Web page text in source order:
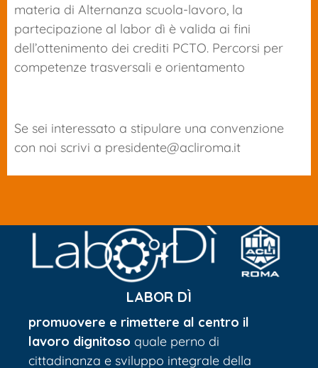
materia di Alternanza scuola-lavoro, la
partecipazione al labor dì è valida ai fini
dell’ottenimento dei crediti PCTO. Percorsi per
competenze trasversali e orientamento
Se sei interessato a stipulare una convenzione
con noi scrivi a presidente@acliroma.it
LABOR DÌ
promuovere e rimettere al centro il
lavoro dignitoso quale perno di
cittadinanza e sviluppo integrale della